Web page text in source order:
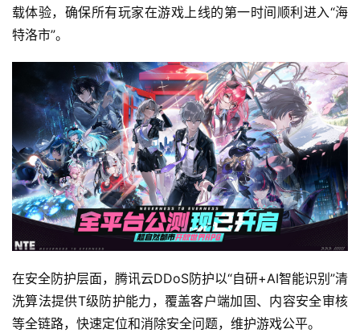
戏
单
游
休
闲
游
戏
0
2
5
载体验，确保所有玩家在游戏上线的第一时间顺利进入“海
特洛市”。
在安全防护层面，腾讯云DDoS防护以“自研+AI智能识别”清
洗算法提供T级防护能力，覆盖客户端加固、内容安全审核
等全链路，快速定位和消除安全问题，维护游戏公平。